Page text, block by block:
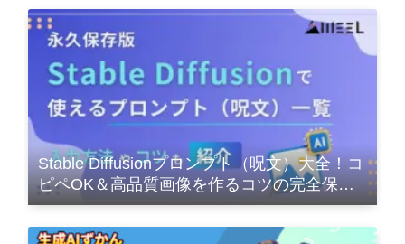
Stable Diffusionプロンプト（呪文）大全！コ
ピペOK＆高品質画像を作るコツの完全保存
版